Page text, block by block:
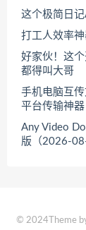
这个极简日
打工人效率
好家伙！这
都得叫大哥
手机电脑互
平台传输神
Any Video
版（2026-
© 2024Theme